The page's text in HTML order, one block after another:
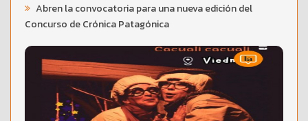
Abren la convocatoria para una nueva edición del
Concurso de Crónica Patagónica